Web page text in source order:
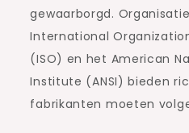
gewaarborgd.
International
(ISO) en het American
Institute (ANSI) bieden
fabrikanten moeten